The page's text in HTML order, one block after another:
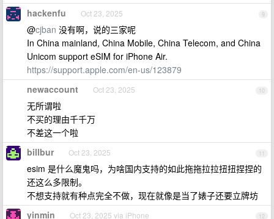
9
hackenfu Oct 23, 2025
@cjban 没有啊，说的三家呢
In China mainland, China Mobile, China Telecom, and China
Unicom support eSIM for iPhone Air.
https://support.apple.com/en-us/123879
10
newaccount Oct 23, 2025
无所谓啦
不买的理由千千万
不差这一个啦
11
billbur Oct 23, 2025
esim 是什么魔鬼吗，为啥国内支持的如此拖拖拉拉扭扭捏捏的
还这么多限制。
不想支持就有种点完全不做，现在就像是当了婊子还要立牌坊
12
yinmin Oct 23, 2025 via iPhone